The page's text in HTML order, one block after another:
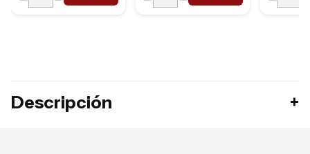
Descripción